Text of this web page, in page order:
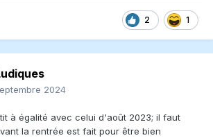
2 1
2024
à égalité avec celui d'août 2023; il faut
la rentrée est fait pour être bien